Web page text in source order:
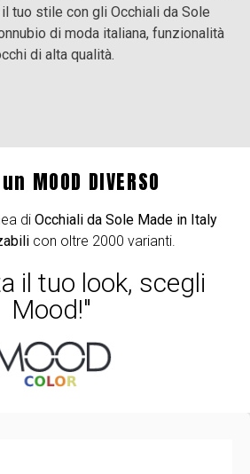
tuo stile con gli Occhiali da Sole
di moda italiana, funzionalità
di alta qualità.
MOOD DIVERSO
di Occhiali da Sole Made in Italy
con oltre 2000 varianti.
il tuo look, scegli
Mood!"